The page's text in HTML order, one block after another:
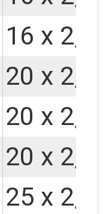
16 x
20 x 2,0
20 x
20 x 2,5
25 x 2,5